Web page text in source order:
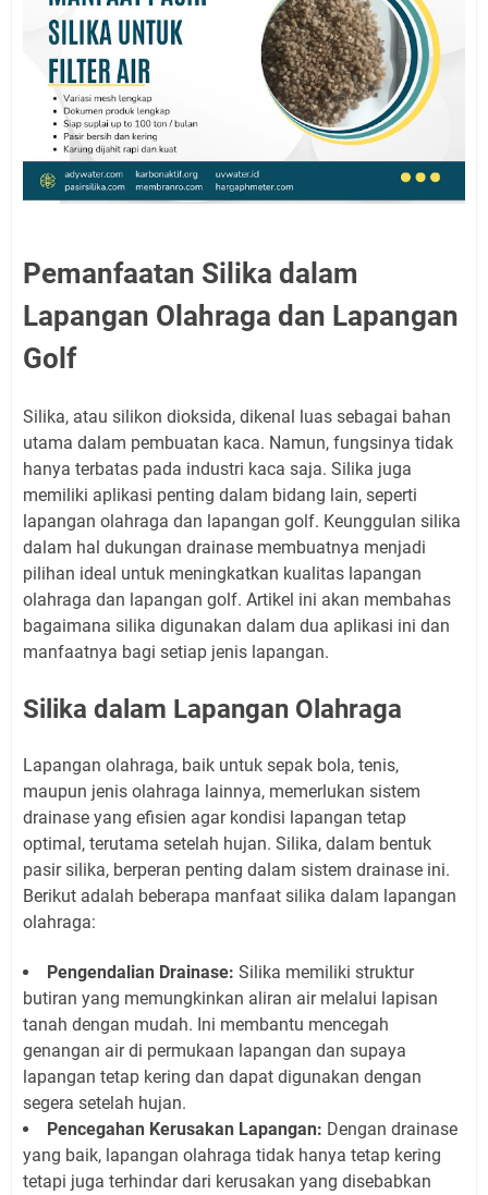
Pemanfaatan Silika dalam
Lapangan Olahraga dan Lapangan
Golf
Silika, atau silikon dioksida, dikenal luas sebagai bahan
utama dalam pembuatan kaca. Namun, fungsinya tidak
hanya terbatas pada industri kaca saja. Silika juga
memiliki aplikasi penting dalam bidang lain, seperti
lapangan olahraga dan lapangan golf. Keunggulan silika
dalam hal dukungan drainase membuatnya menjadi
pilihan ideal untuk meningkatkan kualitas lapangan
olahraga dan lapangan golf. Artikel ini akan membahas
bagaimana silika digunakan dalam dua aplikasi ini dan
manfaatnya bagi setiap jenis lapangan.
Silika dalam Lapangan Olahraga
Lapangan olahraga, baik untuk sepak bola, tenis,
maupun jenis olahraga lainnya, memerlukan sistem
drainase yang efisien agar kondisi lapangan tetap
optimal, terutama setelah hujan. Silika, dalam bentuk
pasir silika, berperan penting dalam sistem drainase ini.
Berikut adalah beberapa manfaat silika dalam lapangan
olahraga:
Pengendalian Drainase: Silika memiliki struktur
butiran yang memungkinkan aliran air melalui lapisan
tanah dengan mudah. Ini membantu mencegah
genangan air di permukaan lapangan dan supaya
lapangan tetap kering dan dapat digunakan dengan
segera setelah hujan.
Pencegahan Kerusakan Lapangan: Dengan drainase
yang baik, lapangan olahraga tidak hanya tetap kering
tetapi juga terhindar dari kerusakan yang disebabkan